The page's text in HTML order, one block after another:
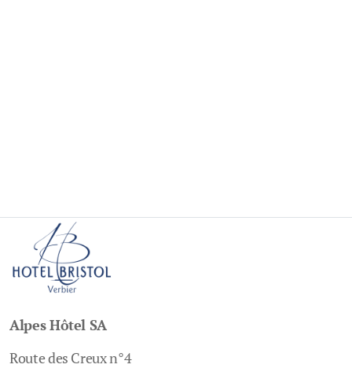
Alpes Hôtel SA
Route des Creux n°4